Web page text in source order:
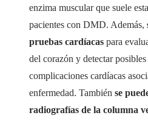
enzima muscular que suele
pacientes con DMD. Además,
pruebas cardíacas para
del corazón y detectar posibles
complicaciones cardíacas
enfermedad. También se
radiografías de la columna